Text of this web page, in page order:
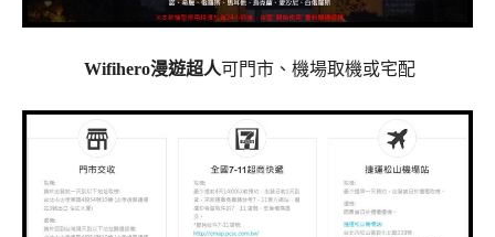
Wifihero漫遊超人可門市、機場取機或宅配